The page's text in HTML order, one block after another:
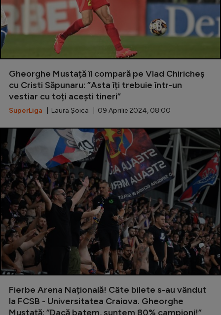
Gheorghe Mustață îl compară pe Vlad Chiricheș
cu Cristi Săpunaru: ”Asta îți trebuie într-un
vestiar cu toți aceşti tineri”
SuperLiga | Laura Șoica | 09 Aprilie 2024, 08:00
Fierbe Arena Națională! Câte bilete s-au vândut
la FCSB - Universitatea Craiova. Gheorghe
Mustață: ”Dacă batem, suntem 80% campioni!”